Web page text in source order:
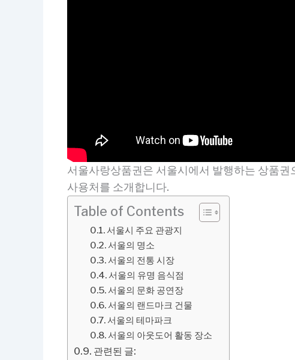
서울사랑상품권은 서울시에서 발행하는 상품
사용처를 소개합니다.
Table of Contents
서울시 주요 관광지
서울의 명소
서울의 전통 시장
서울의 유명 음식점
서울의 문화 공연장
서울의 랜드마크 건물
서울의 테마파크
서울의 아웃도어 활동 장소
관련된 글: